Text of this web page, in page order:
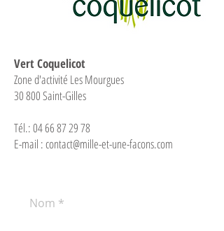
Vert Coquelicot
Zone d'activité Les Mourgues
30 800 Saint-Gilles
Tél.:04 66 87 29 78
E-mail :contact@mille-et-une-facons.com